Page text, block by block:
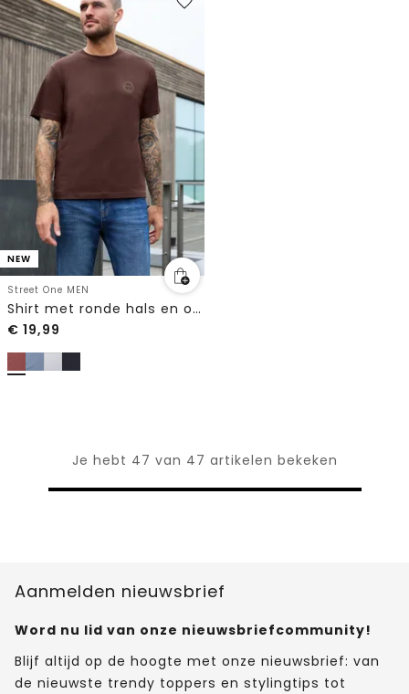
NEW
Street One MEN
Shirt met ronde hals en opdruk op de borst
€ 19,99
Je hebt 47 van 47 artikelen bekeken
Aanmelden nieuwsbrief
Word nu lid van onze nieuwsbriefcommunity!
Blijf altijd op de hoogte met onze nieuwsbrief: van
de nieuwste trendy toppers en stylingtips tot